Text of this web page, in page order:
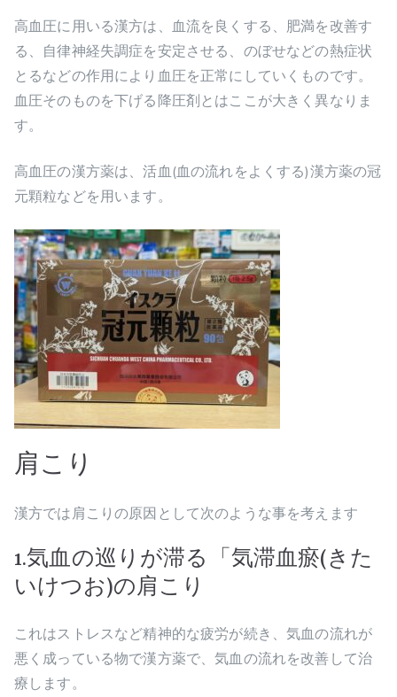
高血圧に用いる漢方は、血流を良くする、肥満を改善す
る、自律神経失調症を安定させる、のぼせなどの熱症状
とるなどの作用により血圧を正常にしていくものです。
血圧そのものを下げる降圧剤とはここが大きく異なりま
す。
高血圧の漢方薬は、活血(血の流れをよくする)漢方薬の冠
元顆粒などを用います。
肩こり
漢方では肩こりの原因として次のような事を考えます
1.気血の巡りが滞る「気滞血瘀(きた
いけつお)の肩こり
これはストレスなど精神的な疲労が続き、気血の流れが
悪く成っている物で漢方薬で、気血の流れを改善して治
療します。